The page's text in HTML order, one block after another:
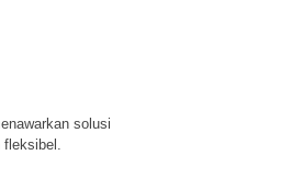
solusi